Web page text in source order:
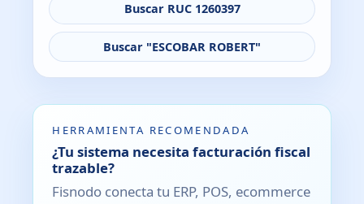
Buscar RUC 1260397
Buscar "ESCOBAR ROBERT"
HERRAMIENTA RECOMENDADA
¿Tu sistema necesita facturación fiscal
trazable?
Fisnodo conecta tu ERP, POS, ecommerce